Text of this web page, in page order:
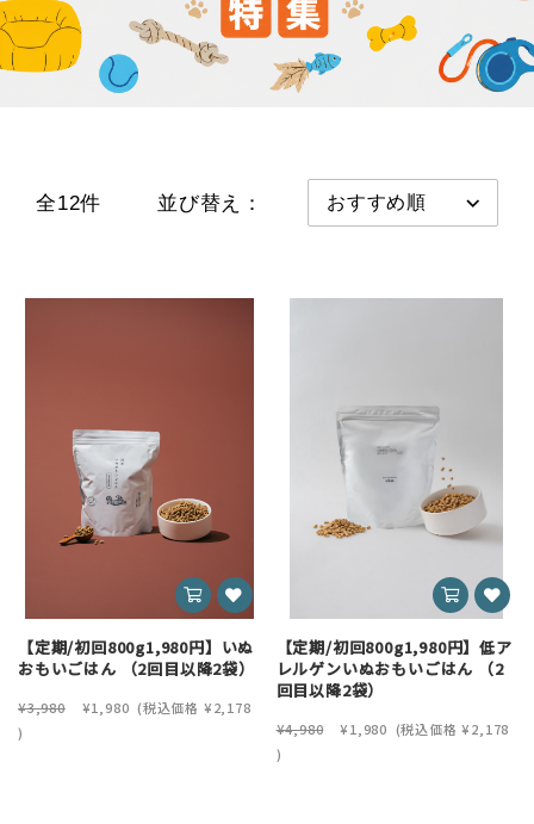
全12件 並び替え：
【定期/初回800g1,980円】いぬ
おもいごはん （2回目以降2袋）
¥3,980 ¥1,980 (税込価格 ¥2,178
)
【定期/初回800g1,980円】低ア
レルゲンいぬおもいごはん （2
回目以降2袋）
¥4,980 ¥1,980 (税込価格 ¥2,178
)